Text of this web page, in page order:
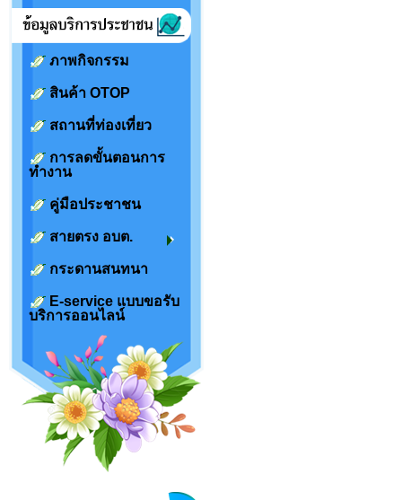
ภาพกิจกรรม
สินค้า OTOP
สถานที่ท่องเที่ยว
การลดขั้นตอนการ
ทำงาน
คู่มือประชาชน
สายตรง อบต.
กระดานสนทนา
E-service แบบขอรับ
บริการออนไลน์